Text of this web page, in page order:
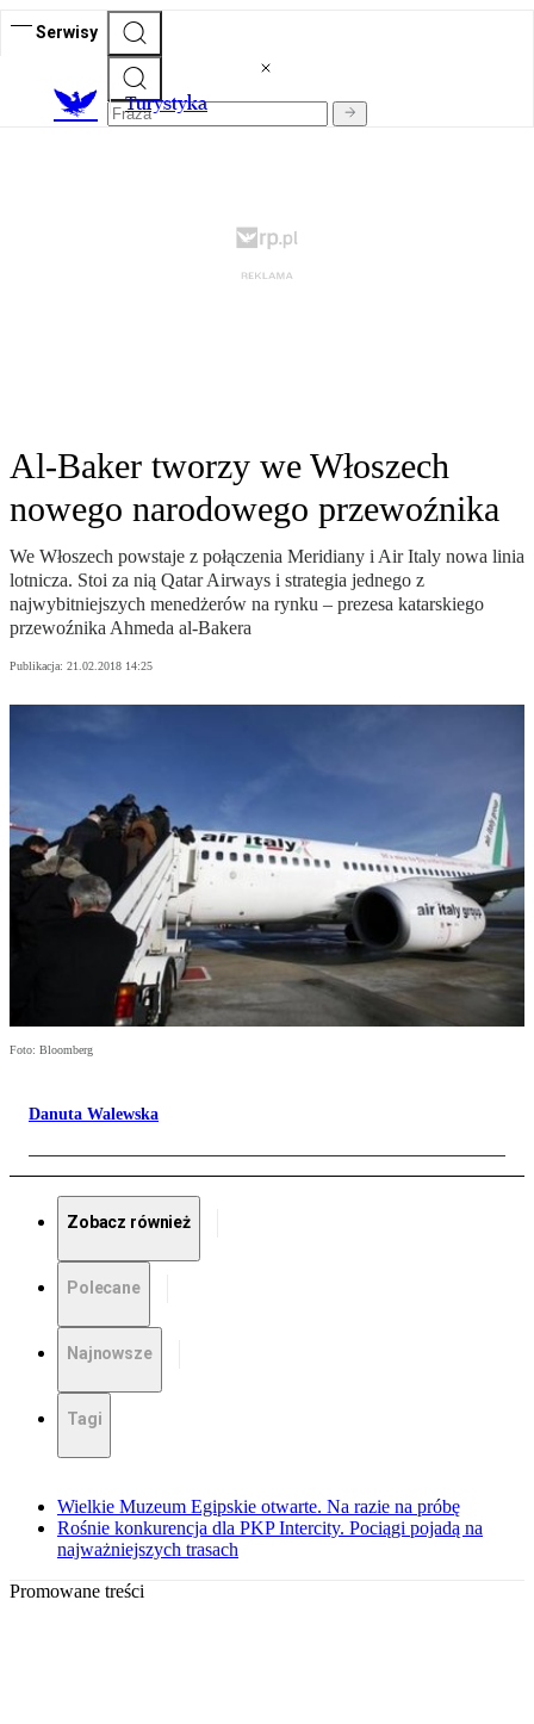
Serwisy
Turystyka
Al-Baker tworzy we Włoszech
nowego narodowego przewoźnika
We Włoszech powstaje z połączenia Meridiany i Air Italy nowa linia
lotnicza. Stoi za nią Qatar Airways i strategia jednego z
najwybitniejszych menedżerów na rynku – prezesa katarskiego
przewoźnika Ahmeda al-Bakera
Publikacja: 21.02.2018 14:25
Foto: Bloomberg
Danuta Walewska
Zobacz również
Polecane
Najnowsze
Tagi
Wielkie Muzeum Egipskie otwarte. Na razie na próbę
Rośnie konkurencja dla PKP Intercity. Pociągi pojadą na
najważniejszych trasach
Promowane treści